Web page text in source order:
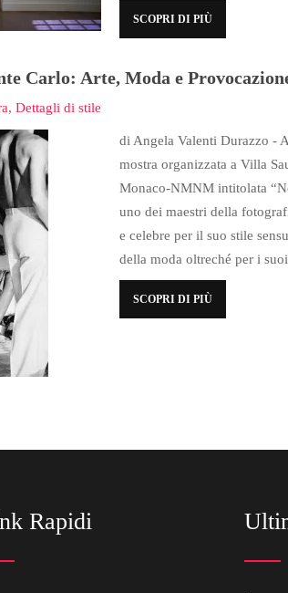
SCOPRI DI PIÙ
Carlo: Arte, Moda e
, Dettagli di stile
di Angela Valenti Durazzo -
mostra organizzata a Villa
Monaco-NMNM intitolata
uno dei maestri della
e celebre per il suo stile
della moda oltreché per i
SCOPRI DI PIÙ
Rapidi